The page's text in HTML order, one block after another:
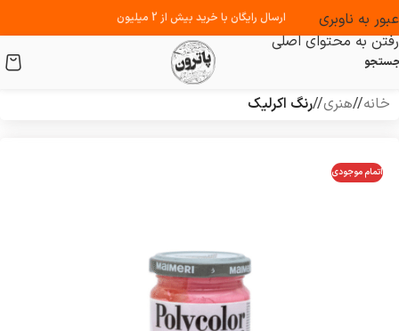
عبور به ناوبری
رفتن به محتوای اصلی
ارسال رایگان با خرید بیش از 2 میلیون
خانه/ هنری/ رنگ اکرلیک
اتمام موجودی